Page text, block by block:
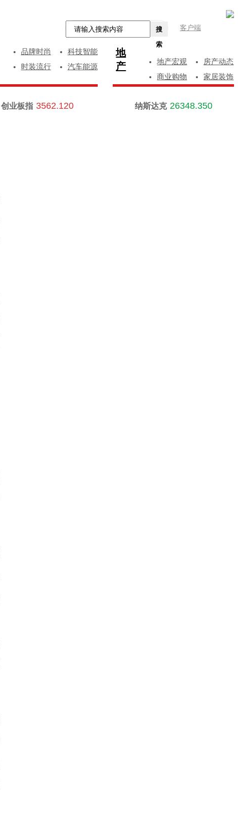
客户端
搜
索
品牌时尚
科技智能
时装流行
汽车能源
地
产
地产宏观
房产动态
商业购物
家居装饰
创业板指 3562.120 纳斯达克 26348.350